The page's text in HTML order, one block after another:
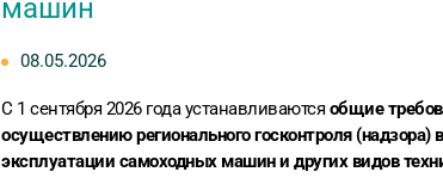
машин
08.05.2026
С 1 сентября 2026 года устанавливаются общие
осуществлению регионального госконтроля (надзора)
эксплуатации самоходных машин и других видов